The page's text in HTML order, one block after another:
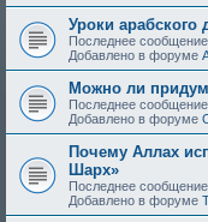
Уроки
Последнее сообщение
Добавлено в форуме
Можно ли
Последнее сообщение
Добавлено в форуме
Почему Аллах
Шарх»
Последнее сообщение
Добавлено в форуме